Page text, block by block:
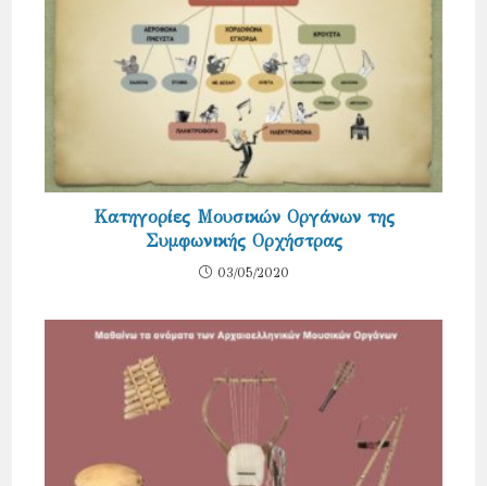
Κατηγορίες Μουσικών Οργάνων της
Συμφωνικής Ορχήστρας
03/05/2020